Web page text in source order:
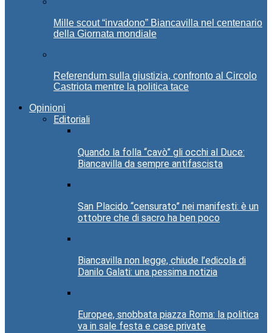
Mille scout “invadono” Biancavilla nel centenario
della Giornata mondiale
Referendum sulla giustizia, confronto al Circolo
Castriota mentre la politica tace
Opinioni
Editoriali
Quando la folla “cavò” gli occhi al Duce:
Biancavilla da sempre antifascista
San Placido “censurato” nei manifesti: è un
ottobre che di sacro ha ben poco
Biancavilla non legge, chiude l’edicola di
Danilo Galati: una pessima notizia
Europee, snobbata piazza Roma: la politica
va in sale festa e case private